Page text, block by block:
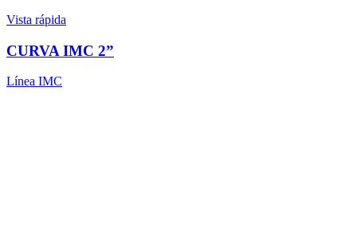
Vista rápida
CURVA IMC 2”
Línea IMC